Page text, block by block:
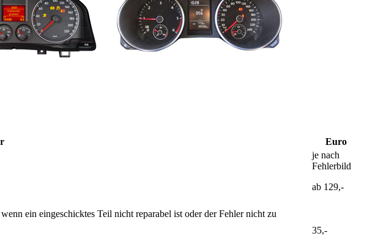
Euro
je nach
Fehlerbild
ab 129,-
ein eingeschicktes Teil nicht reparabel ist oder der Fehler nicht zu
35,-